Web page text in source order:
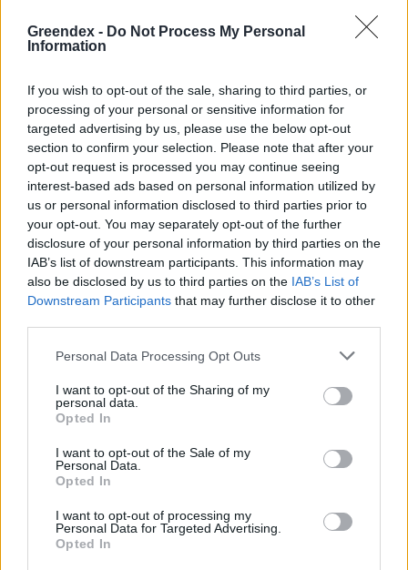
Greendex - Do Not Process My Personal
Information
If you wish to opt-out of the sale, sharing to third parties, or
processing of your personal or sensitive information for
targeted advertising by us, please use the below opt-out
section to confirm your selection. Please note that after your
opt-out request is processed you may continue seeing
interest-based ads based on personal information utilized by
us or personal information disclosed to third parties prior to
your opt-out. You may separately opt-out of the further
disclosure of your personal information by third parties on the
IAB’s list of downstream participants. This information may
also be disclosed by us to third parties on the IAB’s List of
Downstream Participants that may further disclose it to other
Personal Data Processing Opt Outs
I want to opt-out of the Sharing of my
personal data.
Opted In
I want to opt-out of the Sale of my
Personal Data.
Opted In
I want to opt-out of processing my
Personal Data for Targeted Advertising.
Opted In
A vitorlavirág ideális szobanövény, hiszen kiválóan tűri a meleget
és a fényszegény környezetet.
Születésnapi programokkal várja a
hétvégén a közönséget a 160 éves
Fővárosi Állatkert
Szedd magad őszibarack: itt vannak
SZEMLE